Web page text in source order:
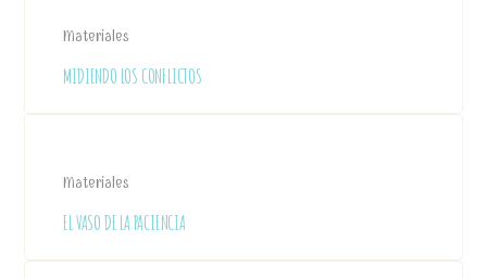
Materiales
MIDIENDO LOS CONFLICTOS
Materiales
EL VASO DE LA PACIENCIA